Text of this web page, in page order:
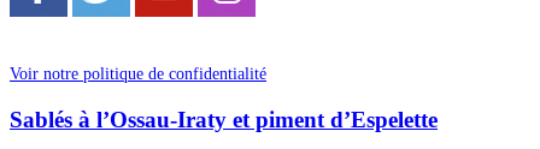
Voir notre politique de confidentialité
Sablés à l’Ossau-Iraty et piment d’Espelette